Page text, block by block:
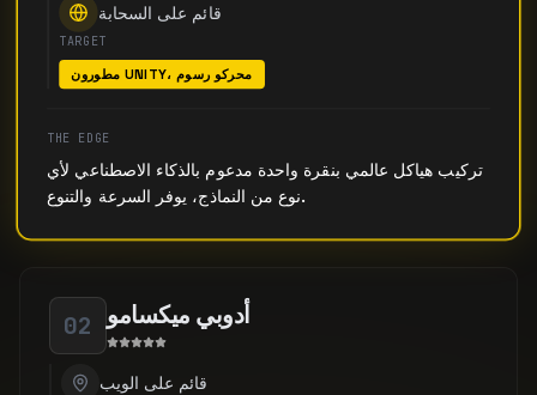
قائم على السحابة
TARGET
مطورون UNITY، محركو رسوم
THE EDGE
تركيب هياكل عالمي بنقرة واحدة مدعوم بالذكاء الاصطناعي لأي
نوع من النماذج، يوفر السرعة والتنوع.
02 أدوبي ميكسامو
قائم على الويب